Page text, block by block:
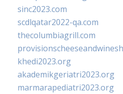
sinc2023.com
scdlqatar2022-qa.com
thecolumbiagrill.com
khedi2023.org
akademikgeriatri2023.org
marmarapediatri2023.org